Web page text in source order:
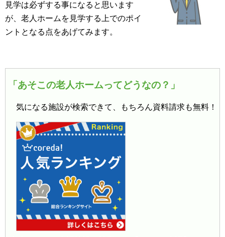
見学は必ずする事になると思います
が、老人ホームを見学する上でのポイ
ントとなる点をあげてみます。
「あそこの老人ホームってどうなの？」
気になる施設が検索できて、もちろん資料請求も無料！